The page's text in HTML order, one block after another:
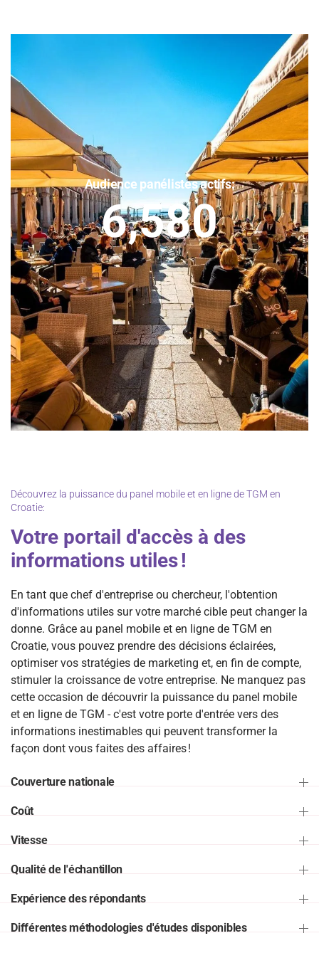
Audience panélistes actifs:
6,580
Découvrez la puissance du panel mobile et en ligne de TGM en
Croatie:
Votre portail d'accès à des
informations utiles !
En tant que chef d'entreprise ou chercheur, l'obtention
d'informations utiles sur votre marché cible peut changer la
donne. Grâce au panel mobile et en ligne de TGM en
Croatie, vous pouvez prendre des décisions éclairées,
optimiser vos stratégies de marketing et, en fin de compte,
stimuler la croissance de votre entreprise. Ne manquez pas
cette occasion de découvrir la puissance du panel mobile
et en ligne de TGM - c'est votre porte d'entrée vers des
informations inestimables qui peuvent transformer la
façon dont vous faites des affaires !
Couverture nationale
Coût
Vitesse
Qualité de l'échantillon
Expérience des répondants
Différentes méthodologies d'études disponibles